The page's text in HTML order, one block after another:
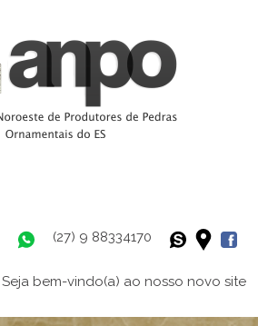
(27) 9 88334170
Seja bem-vindo(a) ao nosso novo site